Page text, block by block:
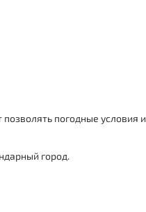
погодные условия и
город.